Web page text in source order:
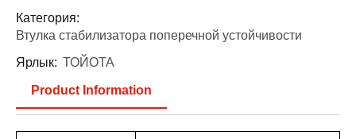
Категория:
Втулка стабилизатора поперечной устойчивости
Ярлык: ТОЙОТА
Product Information